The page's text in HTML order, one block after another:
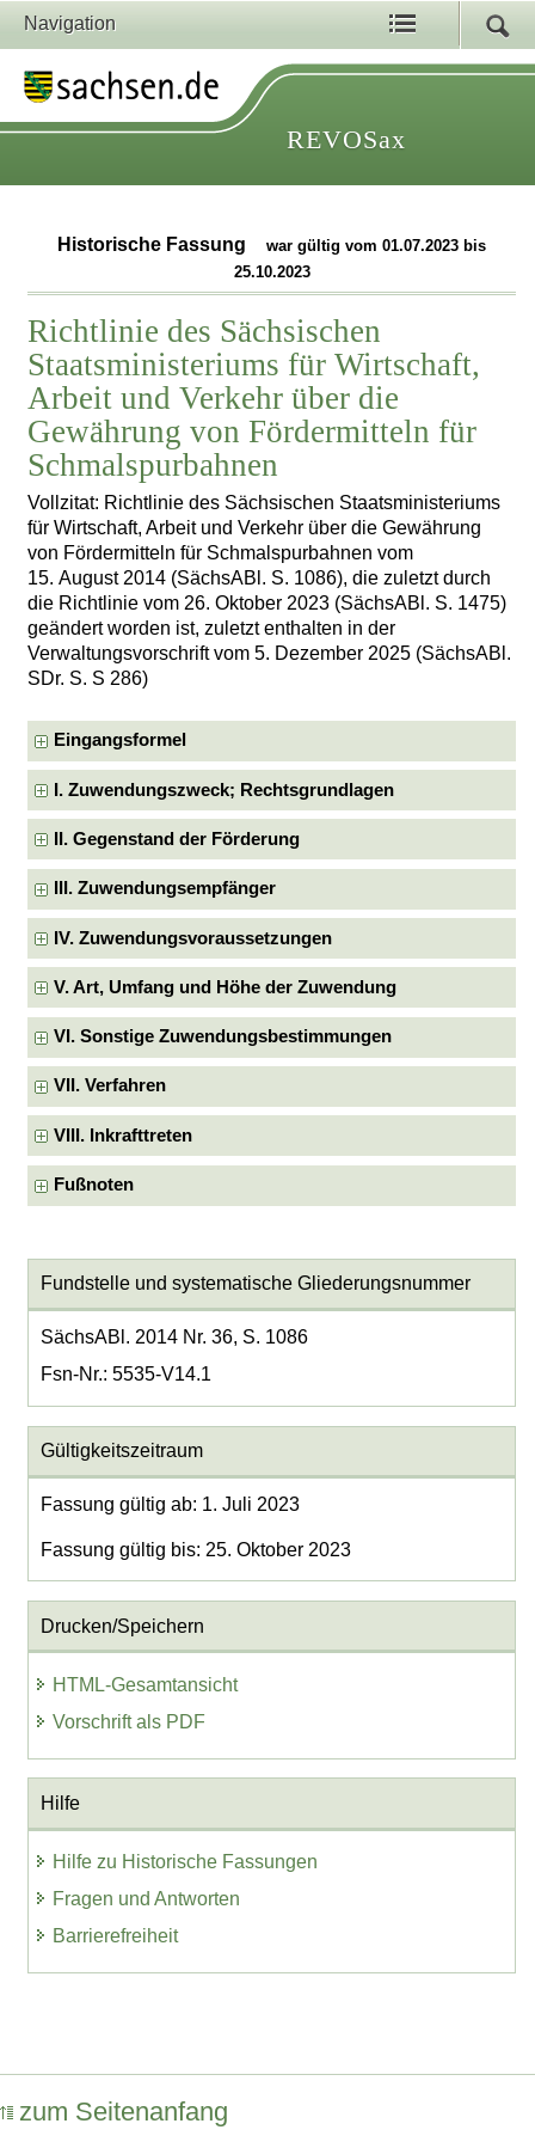
Navigation
REVOSax
Historische Fassung
war gültig vom 01.07.2023 bis
25.10.2023
Richtlinie des Sächsischen
Staatsministeriums für Wirtschaft,
Arbeit und Verkehr über die
Gewährung von Fördermitteln für
Schmalspurbahnen
Vollzitat: Richtlinie des Sächsischen Staatsministeriums
für Wirtschaft, Arbeit und Verkehr über die Gewährung
von Fördermitteln für Schmalspurbahnen vom
15. August 2014 (SächsABl. S. 1086), die zuletzt durch
die Richtlinie vom 26. Oktober 2023 (SächsABl. S. 1475)
geändert worden ist, zuletzt enthalten in der
Verwaltungsvorschrift vom 5. Dezember 2025 (SächsABl.
SDr. S. S 286)
Eingangsformel
I. Zuwendungszweck; Rechtsgrundlagen
II. Gegenstand der Förderung
III. Zuwendungsempfänger
IV. Zuwendungsvoraussetzungen
V. Art, Umfang und Höhe der Zuwendung
VI. Sonstige Zuwendungsbestimmungen
VII. Verfahren
VIII. Inkrafttreten
Fußnoten
Fundstelle und systematische Gliederungsnummer
SächsABl. 2014 Nr. 36, S. 1086
Fsn-Nr.: 5535-V14.1
Gültigkeitszeitraum
Fassung gültig ab: 1. Juli 2023
Fassung gültig bis: 25. Oktober 2023
Drucken/Speichern
HTML-Gesamtansicht
Vorschrift als PDF
Hilfe
Hilfe zu Historische Fassungen
Fragen und Antworten
Barrierefreiheit
zum Seitenanfang